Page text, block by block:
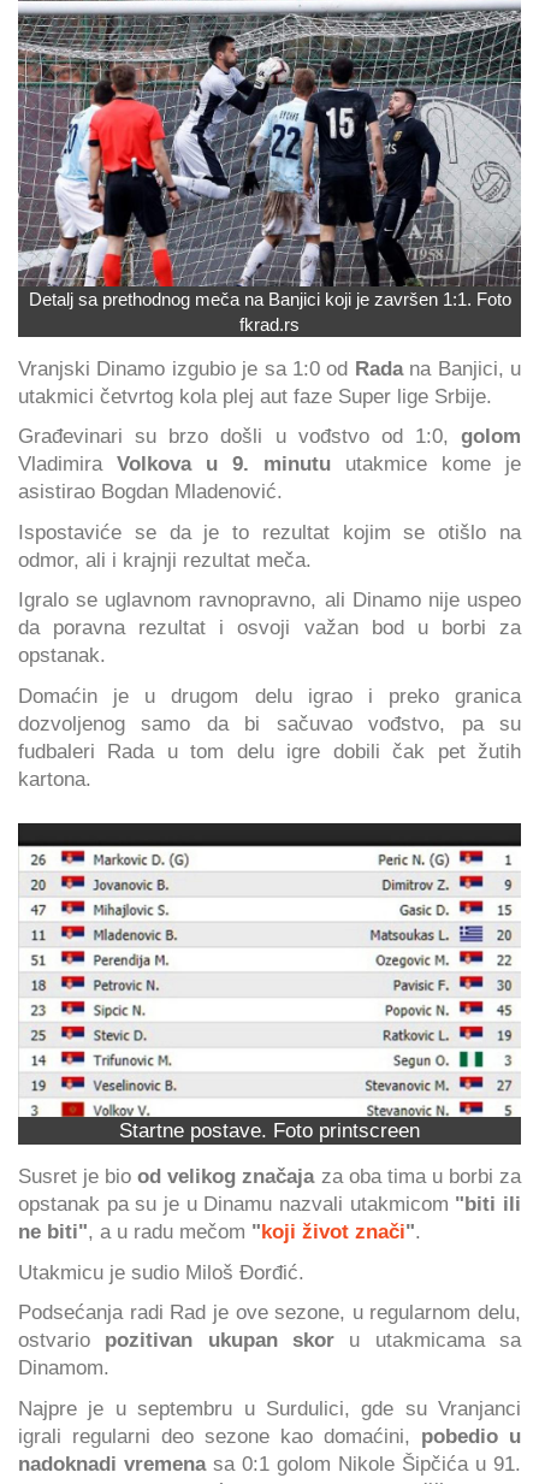
Detalj sa prethodnog meča na Banjici koji je završen 1:1. Foto
fkrad.rs
Vranjski Dinamo izgubio je sa 1:0 od Radana Banjici, u
utakmici četvrtog kola plej aut faze Super lige Srbije.
Građevinari su brzo došli u vođstvo od 1:0, golom
Vladimira Volkova u 9. minutu utakmice kome je
asistirao Bogdan Mladenović.
Ispostaviće se da je to rezultat kojim se otišlo na
odmor, ali i krajnji rezultat meča.
Igralo se uglavnom ravnopravno, ali Dinamo nije uspeo
da poravna rezultat i osvoji važan bod u borbi za
opstanak.
Domaćin je u drugom delu igrao i preko granica
dozvoljenog samo da bi sačuvao vođstvo, pa su
fudbaleri Rada u tom delu igre dobili čak pet žutih
kartona.
Startne postave. Foto printscreen
Susret je bio od velikog značajaza oba tima u borbi za
opstanak pa su je u Dinamu nazvali utakmicom "biti ili
ne biti", a u radu mečom "koji život znači".
Utakmicu je sudio Miloš Đorđić.
Podsećanja radi Rad je ove sezone, u regularnom delu,
ostvario pozitivan ukupan skor u utakmicama sa
Dinamom.
Najpre je u septembru u Surdulici, gde su Vranjanci
igrali regularni deo sezone kao domaćini, pobedio u
nadoknadi vremena sa 0:1 golom Nikole Šipčića u 91.